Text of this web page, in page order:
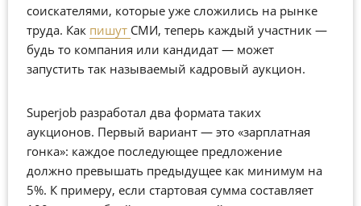
соискателями, которые уже сложились на рынке
труда. Как пишут СМИ, теперь каждый участник —
будь то компания или кандидат — может
запустить так называемый кадровый аукцион.
Superjob разработал два формата таких
аукционов. Первый вариант — это «зарплатная
гонка»: каждое последующее предложение
должно превышать предыдущее как минимум на
5%. К примеру, если стартовая сумма составляет